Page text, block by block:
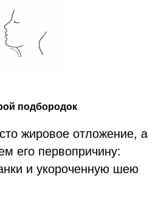
подбородок
жировое отложение, а
его первопричину:
и укороченную шею